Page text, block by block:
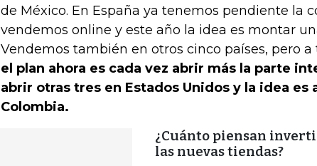
de México. En España ya tenemos pendiente la
vendemos online y este año la idea es montar
Vendemos también en otros cinco países, pero a
el plan ahora es cada vez abrir más la parte
abrir otras tres en Estados Unidos y la idea es
Colombia.
¿Cuánto piensan
las nuevas tiendas?